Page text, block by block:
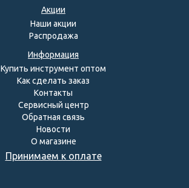
Акции
Наши акции
Распродажа
Информация
Купить инструмент оптом
Как сделать заказ
Контакты
Сервисный центр
Обратная связь
Новости
О магазине
Принимаем к оплате